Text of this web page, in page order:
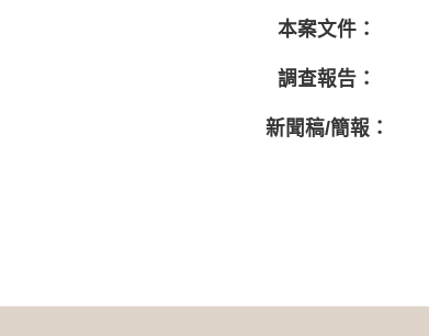
本案文件：
調查報告：
新聞稿/簡報：